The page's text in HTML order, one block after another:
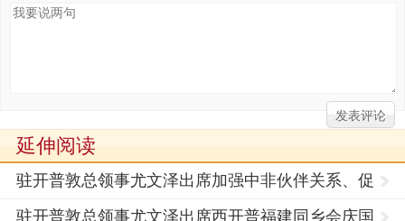
延伸阅读
驻开普敦总领事尤文泽出席加强中非伙伴关系、促
进非洲
驻开普敦总领事尤文泽出席西开普福建同乡会庆国